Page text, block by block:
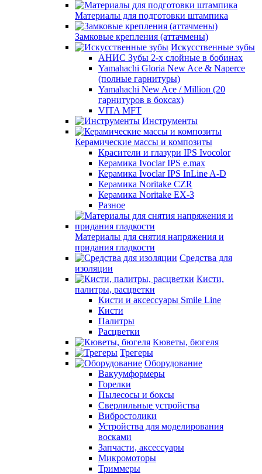
Материалы для подготовки штампика
Замковые крепления (аттачмены)
Искусственные зубы
АНИС Зубы 2-х слойные в бобинах
Yamahachi Gloria New Ace & Naperce
(полные гарнитуры)
Yamahachi New Ace / Million (20
гарнитуров в боксах)
VITA MFT
Инструменты
Керамические массы и композиты
Красители и глазури IPS Ivocolor
Керамика Ivoclar IPS e.max
Керамика Ivoclar IPS InLine A-D
Керамика Noritake CZR
Керамика Noritake EX-3
Разное
Материалы для снятия напряжения и
придания гладкости
Средства для
изоляции
Кисти,
палитры, расцветки
Кисти и аксессуары Smile Line
Кисти
Палитры
Расцветки
Кюветы, бюгеля
Трегеры
Оборудование
Вакуумформеры
Горелки
Пылесосы и боксы
Сверлильные устройства
Вибростолики
Устройства для моделирования
восками
Запчасти, аксессуары
Микромоторы
Триммеры